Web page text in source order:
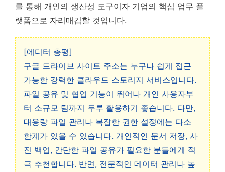
를 통해 개인의 생산성 도구이자 기업의 핵심 업무 플
랫폼으로 자리매김할 것입니다.
[에디터 총평]
구글 드라이브 사이트 주소는 누구나 쉽게 접근
가능한 강력한 클라우드 스토리지 서비스입니다.
파일 공유 및 협업 기능이 뛰어나 개인 사용자부
터 소규모 팀까지 두루 활용하기 좋습니다. 다만,
대용량 파일 관리나 복잡한 권한 설정에는 다소
한계가 있을 수 있습니다. 개인적인 문서 저장, 사
진 백업, 간단한 파일 공유가 필요한 분들에게 적
극 추천합니다. 반면, 전문적인 데이터 관리나 높